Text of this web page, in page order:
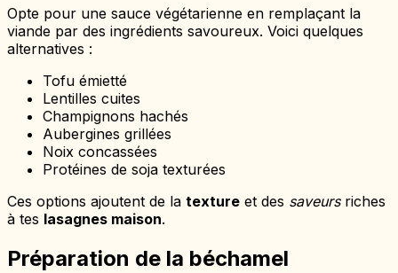
Opte pour une sauce végétarienne en remplaçant la
viande par des ingrédients savoureux. Voici quelques
alternatives :
Tofu émietté
Lentilles cuites
Champignons hachés
Aubergines grillées
Noix concassées
Protéines de soja texturées
Ces options ajoutent de la texture et des saveursriches
à tes lasagnes maison.
Préparation de la béchamel